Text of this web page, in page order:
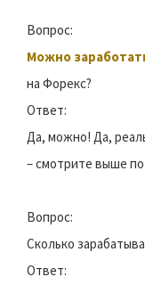
Вопрос:
Можно
на Форекс?
Ответ:
Да, можно! Да,
– смотрите выше по
Вопрос:
Сколько
Ответ: